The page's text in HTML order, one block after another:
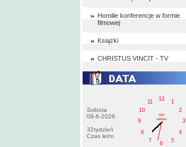
Homilie konferencje w formie
filmowej
Książki
CHRISTUS VINCIT - TV
Sobota
08-8-2026
32tydzień
Czas letni
1
2
3
4
5
6
7
8
9
10
11
12
AM
sobota